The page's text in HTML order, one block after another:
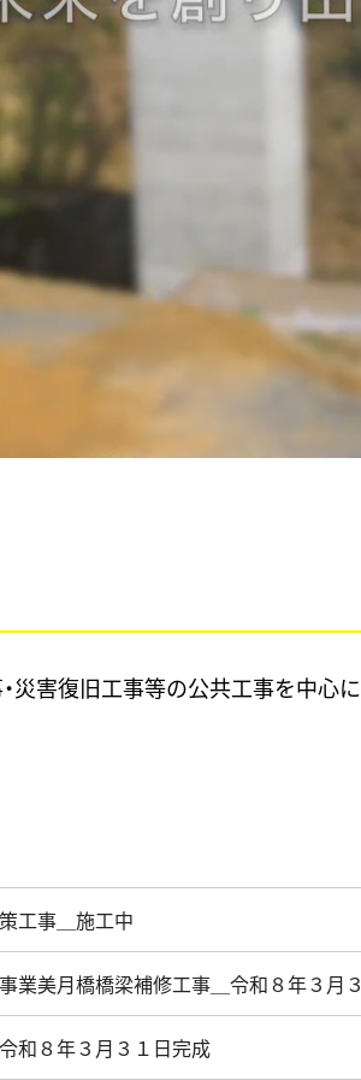
災害復旧工事等の公共工事を中心に
⼯事＿施工中
業美月橋橋梁補修工事＿令和８年３月
和８年３月３１日完成